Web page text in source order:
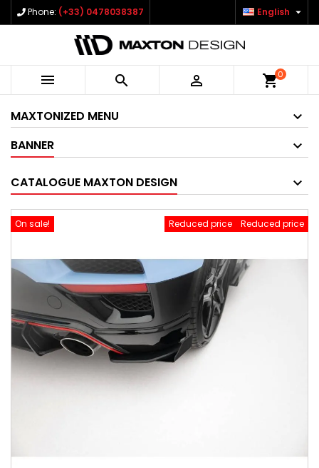
Phone: (+33) 0478038387 English 
   shopping_cart0
MAXTONIZED MENU
BANNER
CATALOGUE MAXTON DESIGN
On sale! Reduced price
Reduced price